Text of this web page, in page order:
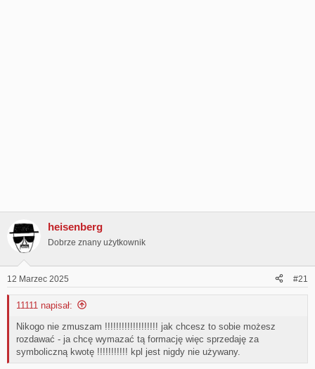
heisenberg
Dobrze znany użytkownik
12 Marzec 2025 #21
11111 napisał:
Nikogo nie zmuszam !!!!!!!!!!!!!!!!!!! jak chcesz to sobie możesz
rozdawać - ja chcę wymazać tą formację więc sprzedaję za
symboliczną kwotę !!!!!!!!!!! kpl jest nigdy nie używany.